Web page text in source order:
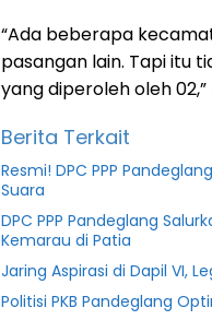
“Ada beberapa
pasangan lain. Tapi itu
yang diperoleh oleh
Berita Terkait
Resmi! DPC PPP
Suara
DPC PPP Pandeglang
Kemarau di Patia
Jaring Aspirasi di Dapil VI,
Politisi PKB Pandeglang